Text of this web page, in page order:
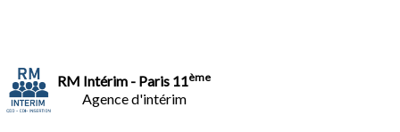
RM Intérim - Paris 11ème
Agence d'intérim